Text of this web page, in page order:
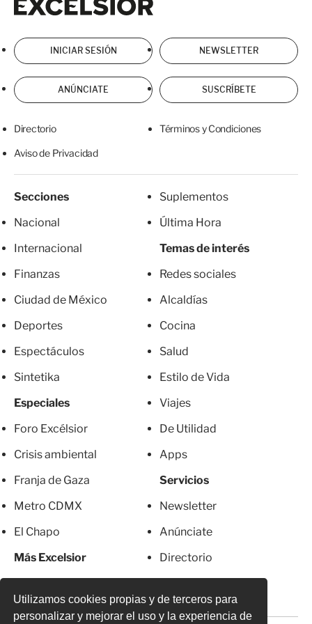
Utilizamos cookies propias y de terceros para
personalizar y mejorar el uso y la experiencia de
INICIAR SESIÓN NEWSLETTER
ANÚNCIATE SUSCRÍBETE
Directorio Términos y Condiciones
Aviso de Privacidad
Secciones
Nacional
Internacional
Finanzas
Ciudad de México
Deportes
Espectáculos
Sintetika
Especiales
Foro Excélsior
Crisis ambiental
Franja de Gaza
Metro CDMX
El Chapo
Más Excelsior
Suplementos
Última Hora
Temas de interés
Redes sociales
Alcaldías
Cocina
Salud
Estilo de Vida
Viajes
De Utilidad
Apps
Servicios
Newsletter
Anúnciate
Directorio